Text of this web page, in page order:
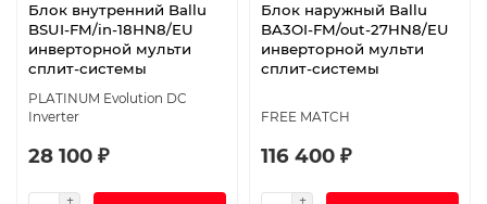
Блок внутренний Ballu
BSUI-FM/in-18HN8/EU
инверторной мульти
сплит-системы
PLATINUM Evolution DC
Inverter
28 100 ₽
Блок наружный Ballu
BA3OI-FM/out-27HN8/EU
инверторной мульти
сплит-системы
FREE MATCH
116 400 ₽